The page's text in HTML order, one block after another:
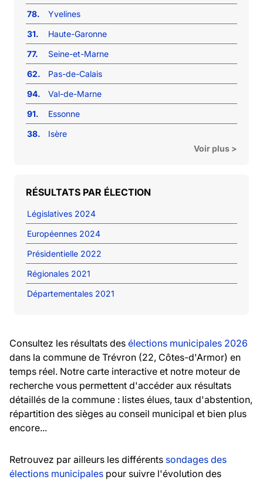
78.
Yvelines
31.
Haute-Garonne
77.
Seine-et-Marne
62.
Pas-de-Calais
94.
Val-de-Marne
91.
Essonne
38.
Isère
Voir plus >
RÉSULTATS PAR ÉLECTION
Législatives 2024
Européennes 2024
Présidentielle 2022
Régionales 2021
Départementales 2021
Consultez les résultats des élections municipales 2026
dans la commune de Trévron (22, Côtes-d'Armor) en
temps réel. Notre carte interactive et notre moteur de
recherche vous permettent d'accéder aux résultats
détaillés de la commune : listes élues, taux d'abstention,
répartition des sièges au conseil municipal et bien plus
encore...
Retrouvez par ailleurs les différents sondages des
élections municipales pour suivre l'évolution des